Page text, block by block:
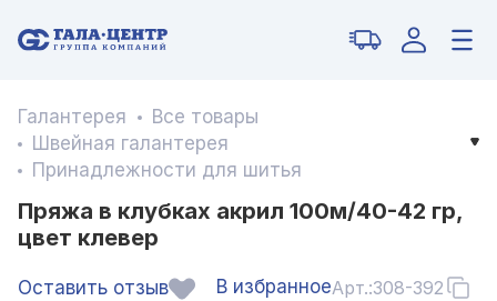
Галантерея
Все товары
Швейная галантерея
Принадлежности для шитья
Пряжа в клубках акрил 100м/40-42 гр,
цвет клевер
Оставить отзыв В избранноеАрт.:308-392